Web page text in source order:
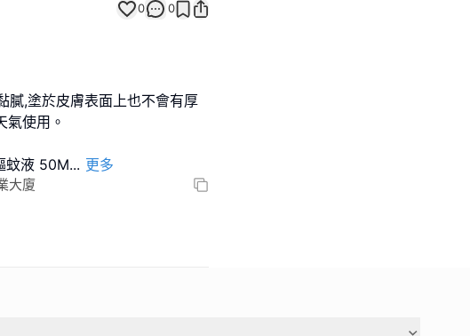
0 0
膩,塗於皮膚表面上也不會有厚
氣使用。
蚊液 50M... 更多
大廈